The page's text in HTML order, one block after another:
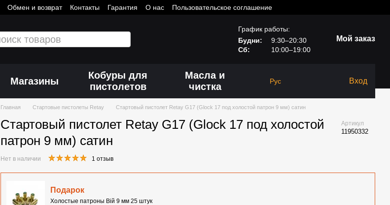
Обмен и возврат Контакты Гарантия О нас Пользовательское соглашение
График работы:
Будни:
9:30–20:30
Сб:
10:00–19:00
Мой заказ
Магазины
Кобуры для
пистолетов
Масла и
чистка
Рус Вход
Главная Стартовые пистолеты Retay Стартовый пистолет Retay G17 (Glock 17 под холостой патрон 9 мм) сатин
Стартовый пистолет Retay G17 (Glock 17 под холостой
патрон 9 мм) сатин
Артикул
11950332
Нет в наличии 1 отзыв
Подарок
Холостые патроны Вій 9 мм 25 штук